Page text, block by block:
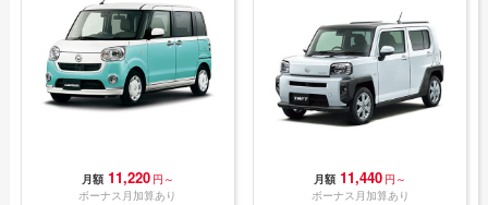
月額 11,220 円～
ボーナス月加算あり
月額 11,440 円～
ボーナス月加算あり